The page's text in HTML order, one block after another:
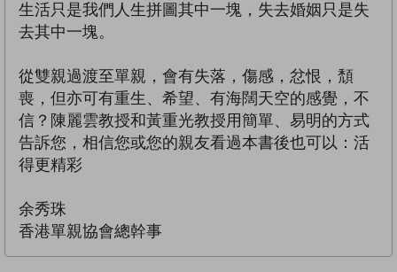
生活只是我們人生拼圖其中一塊，失去婚姻只是失
去其中一塊。
從雙親過渡至單親，會有失落，傷感，忿恨，頹
喪，但亦可有重生、希望、有海闊天空的感覺，不
信？陳麗雲教授和黃重光教授用簡單、易明的方式
告訴您，相信您或您的親友看過本書後也可以：活
得更精彩
余秀珠
香港單親協會總幹事